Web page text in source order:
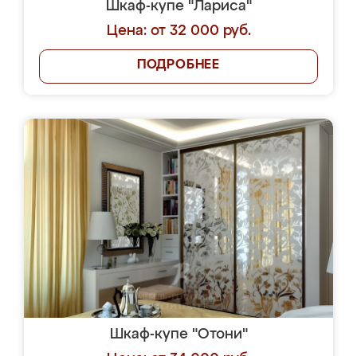
Шкаф-купе "Лариса"
Цена: от 32 000 руб.
ПОДРОБНЕЕ
Шкаф-купе "Отони"